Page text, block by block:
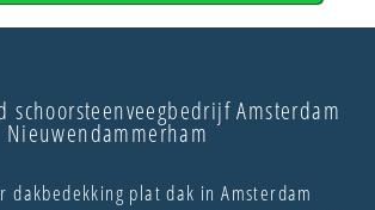
schoorsteenveegbedrijf Amsterdam
Nieuwendammerham
dakbedekking plat dak in Amsterdam